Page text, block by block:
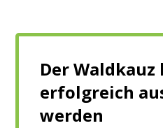
Der
erfolgreich
werden